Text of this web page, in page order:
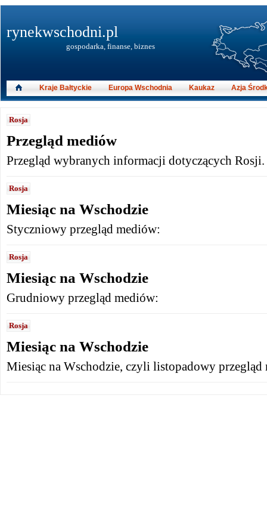
Rosja
Przegląd mediów
Przegląd wybranych informacji dotyczących Rosji.
Rosja
Miesiąc na Wschodzie
Styczniowy przegląd mediów:
Rosja
Miesiąc na Wschodzie
Grudniowy przegląd mediów:
Rosja
Miesiąc na Wschodzie
Miesiąc na Wschodzie, czyli listopadowy przegląd
rynekwschodni.pl
gospodarka, finanse, biznes
Kraje Bałtyckie Europa Wschodnia Kaukaz Azja